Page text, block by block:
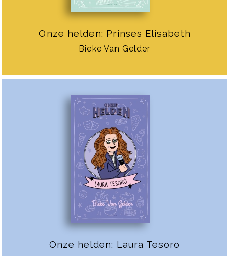
Onze helden: Prinses Elisabeth
Bieke Van Gelder
Onze helden: Laura Tesoro